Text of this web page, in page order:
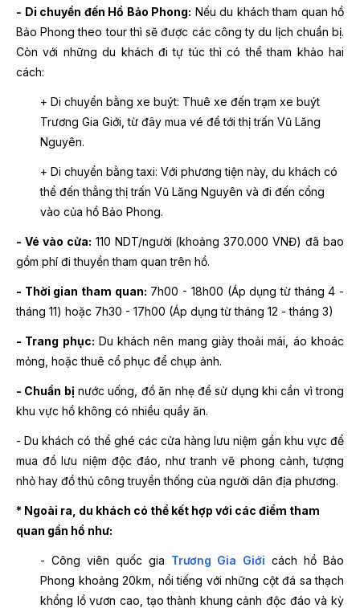
- Di chuyển đến Hồ Bảo Phong: Nếu du khách tham quan hồ
Bảo Phong theo tour thì sẽ được các công ty du lịch chuẩn bị.
Còn với những du khách đi tự túc thì có thể tham khảo hai
cách:
+ Di chuyển bằng xe buýt: Thuê xe đến trạm xe buýt
Trương Gia Giới, từ đây mua vé để tới thị trấn Vũ Lăng
Nguyên.
+ Di chuyển bằng taxi: Với phương tiện này, du khách có
thể đến thẳng thị trấn Vũ Lăng Nguyên và đi đến cổng
vào của hồ Bảo Phong.
- Vé vào cửa: 110 NDT/người (khoảng 370.000 VNĐ) đã bao
gồm phí đi thuyền tham quan trên hồ.
- Thời gian tham quan: 7h00 - 18h00 (Áp dụng từ tháng 4 -
tháng 11) hoặc 7h30 - 17h00 (Áp dụng từ tháng 12 - tháng 3)
- Trang phục: Du khách nên mang giày thoải mái, áo khoác
mỏng, hoặc thuê cổ phục để chụp ảnh.
- Chuẩn bị nước uống, đồ ăn nhẹ để sử dụng khi cần vì trong
khu vực hồ không có nhiều quầy ăn.
- Du khách có thể ghé các cửa hàng lưu niệm gần khu vực để
mua đồ lưu niệm độc đáo, như tranh vẽ phong cảnh, tượng
nhỏ hay đồ thủ công truyền thống của người dân địa phương.
* Ngoài ra, du khách có thể kết hợp với các điểm tham
quan gần hồ như:
- Công viên quốc gia Trương Gia Giới cách hồ Bảo
Phong khoảng 20km, nổi tiếng với những cột đá sa thạch
khổng lồ vươn cao, tạo thành khung cảnh độc đáo và kỳ